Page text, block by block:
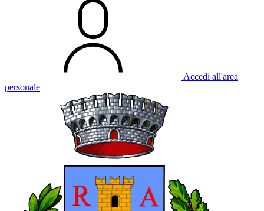
Accedi all'area
personale